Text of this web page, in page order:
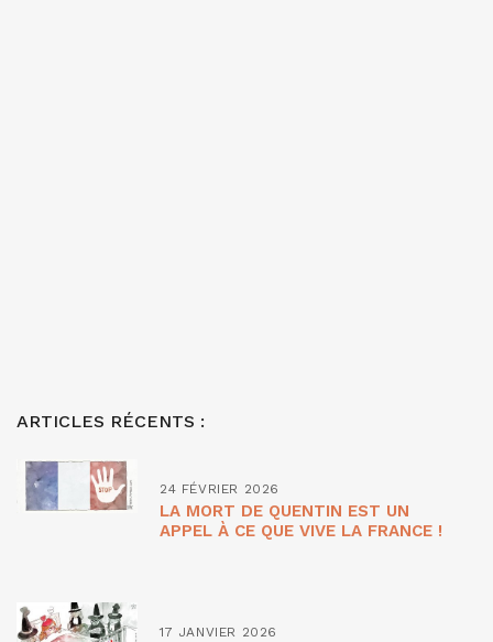
ARTICLES RÉCENTS :
24 FÉVRIER 2026
LA MORT DE QUENTIN EST UN
APPEL À CE QUE VIVE LA FRANCE !
17 JANVIER 2026